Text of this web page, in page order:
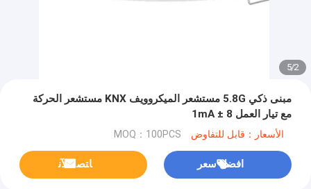
2
/
5
مبنى ذكي 5.8G مستشعر الميكروويف KNX مستشعر الحركة
مع تيار العمل 8 ± 1mA
الأسعار：قابل للتفاوض MOQ：100PCS
افضل سعر ﺎﺘﺼﻟ ﺍﻶﻧ